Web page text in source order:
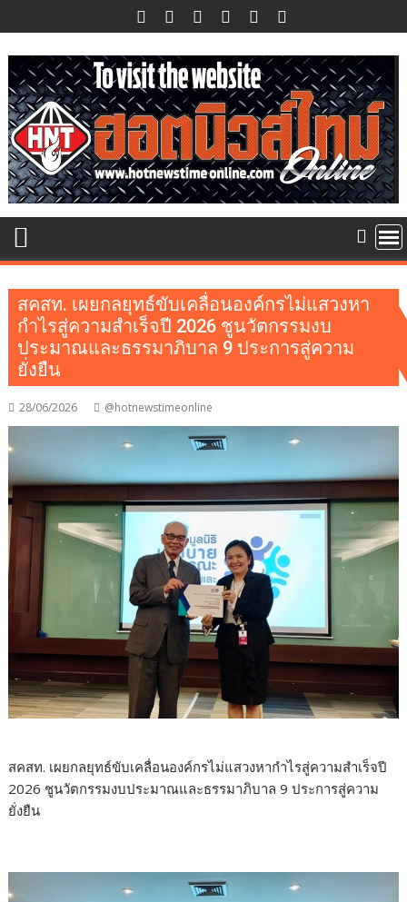
to
content
สคสท. เผยกลยุทธ์ขับเคลื่อนองค์กรไม่แสวงหา
กำไรสู่ความสำเร็จปี 2026 ชูนวัตกรรมงบ
ประมาณและธรรมาภิบาล 9 ประการสู่ความ
ยั่งยืน
28/06/2026 @hotnewstimeonline
สคสท. เผยกลยุทธ์ขับเคลื่อนองค์กรไม่แสวงหากำไรสู่ความสำเร็จปี
2026 ชูนวัตกรรมงบประมาณและธรรมาภิบาล 9 ประการสู่ความ
ยั่งยืน